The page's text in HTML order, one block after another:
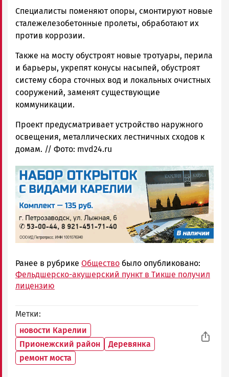
Специалисты поменяют опоры, смонтируют новые
сталежелезобетонные пролеты, обработают их
против коррозии.
Также на мосту обустроят новые тротуары, перила
и барьеры, укрепят конусы насыпей, обустроят
систему сбора сточных вод и локальных очистных
сооружений, заменят существующие
коммуникации.
Проект предусматривает устройство наружного
освещения, металлических лестничных сходов к
домам. // Фото: mvd24.ru
Ранее в рубрике Общество было опубликовано:
Фельдшерско-акушерский пункт в Тикше получил
лицензию
Метки
новости Карелии
Прионежский район
Деревянка
ремонт моста